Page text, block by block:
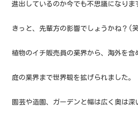
進出しているのか今でも不思議になりま
きっと、先輩方の影響でしょうかね？(
植物のイチ販売員の業界から、海外を含
庭の業界まで世界観を拡げられました。
園芸や造園、ガーデンと幅は広く奥は深